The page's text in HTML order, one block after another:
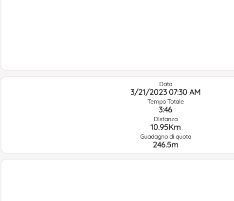
Data
3/21/2023 07:30 AM
Tempo Totale
3:46
Distanza
10.95Km
Guadagno di quota
246.5m